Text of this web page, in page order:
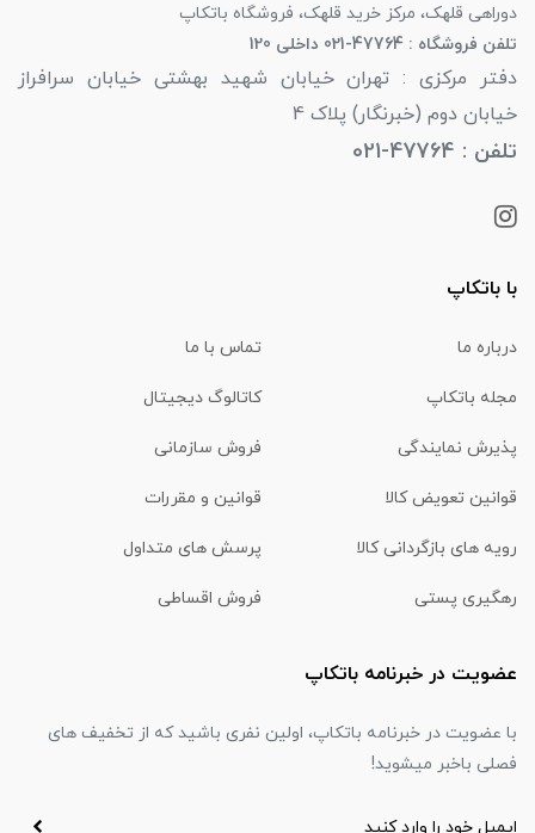
دوراهی قلهک، مرکز خرید قلهک، فروشگاه باتکاپ
تلفن فروشگاه : 47764-021 داخلی 120
دفتر مرکزی : تهران خیابان شهید بهشتی خیابان سرافراز
خیابان دوم (خبرنگار) پلاک 4
تلفن : 47764-021
با باتکاپ
درباره ما تماس با ما
مجله باتکاپ کاتالوگ دیجیتال
پذیرش نمایندگی فروش سازمانی
قوانین تعویض کالا قوانین و مقررات
رویه های بازگردانی کالا پرسش های متداول
رهگیری پستی فروش اقساطی
عضویت در خبرنامه باتکاپ
با عضویت در خبرنامه باتکاپ، اولین نفری باشید که از تخفیف های
فصلی باخبر میشوید!